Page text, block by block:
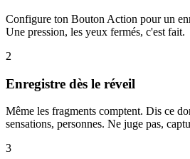
Configure ton Bouton Action pour un
Une pression, les yeux fermés, c'est fait.
2
Enregistre dès le réveil
Même les fragments comptent. Dis ce
sensations, personnes. Ne juge pas,
3